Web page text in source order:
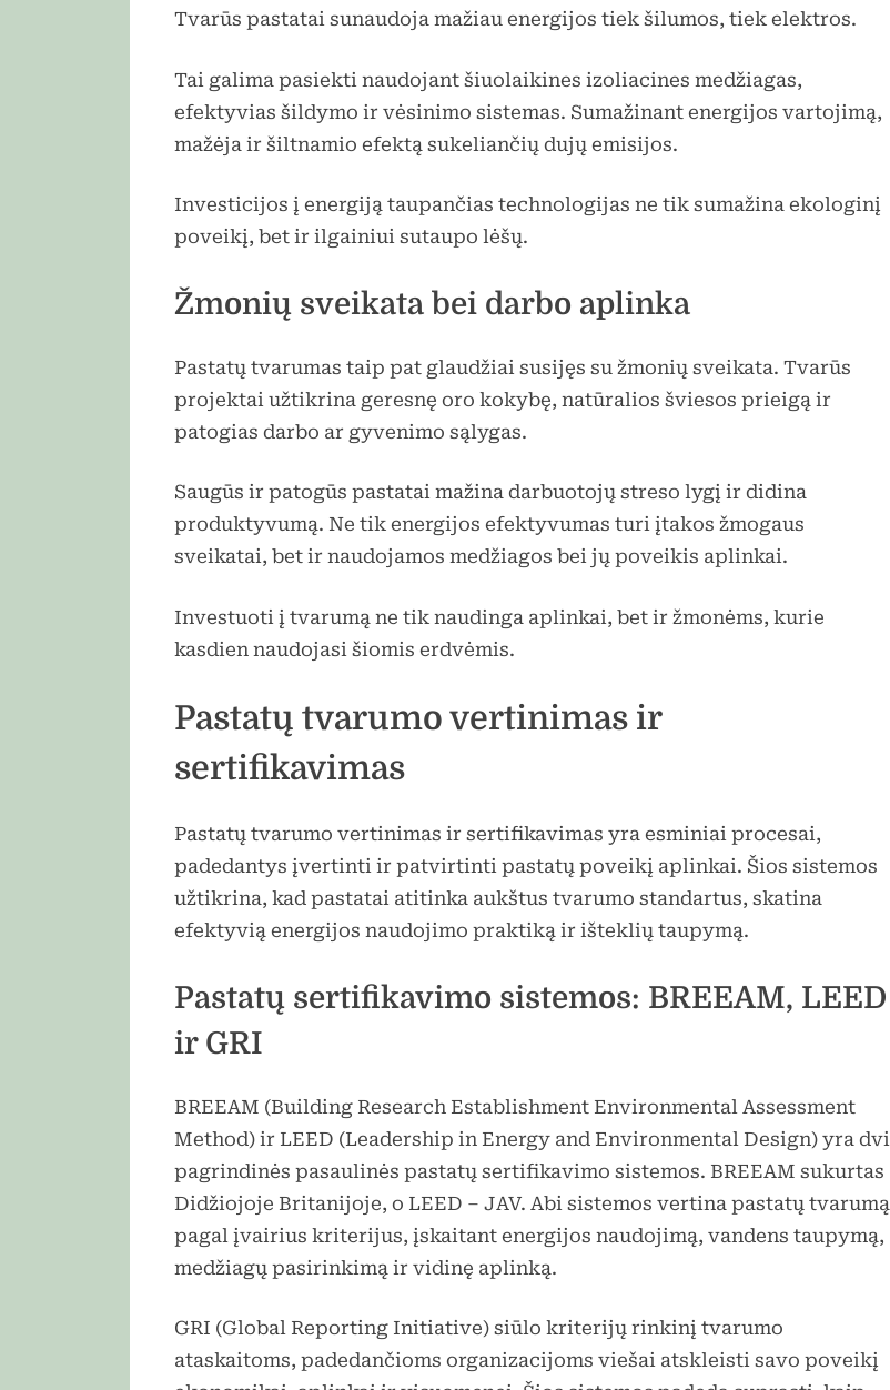
Tvarūs pastatai sunaudoja mažiau energijos tiek šilumos, tiek elektros.
Tai galima pasiekti naudojant šiuolaikines izoliacines medžiagas,
efektyvias šildymo ir vėsinimo sistemas. Sumažinant energijos vartojimą,
mažėja ir šiltnamio efektą sukeliančių dujų emisijos.
Investicijos į energiją taupančias technologijas ne tik sumažina ekologinį
poveikį, bet ir ilgainiui sutaupo lėšų.
Žmonių sveikata bei darbo aplinka
Pastatų tvarumas taip pat glaudžiai susijęs su žmonių sveikata. Tvarūs
projektai užtikrina geresnę oro kokybę, natūralios šviesos prieigą ir
patogias darbo ar gyvenimo sąlygas.
Saugūs ir patogūs pastatai mažina darbuotojų streso lygį ir didina
produktyvumą. Ne tik energijos efektyvumas turi įtakos žmogaus
sveikatai, bet ir naudojamos medžiagos bei jų poveikis aplinkai.
Investuoti į tvarumą ne tik naudinga aplinkai, bet ir žmonėms, kurie
kasdien naudojasi šiomis erdvėmis.
Pastatų tvarumo vertinimas ir
sertifikavimas
Pastatų tvarumo vertinimas ir sertifikavimas yra esminiai procesai,
padedantys įvertinti ir patvirtinti pastatų poveikį aplinkai. Šios sistemos
užtikrina, kad pastatai atitinka aukštus tvarumo standartus, skatina
efektyvią energijos naudojimo praktiką ir išteklių taupymą.
Pastatų sertifikavimo sistemos: BREEAM, LEED
ir GRI
BREEAM (Building Research Establishment Environmental Assessment
Method) ir LEED (Leadership in Energy and Environmental Design) yra dvi
pagrindinės pasaulinės pastatų sertifikavimo sistemos. BREEAM sukurtas
Didžiojoje Britanijoje, o LEED – JAV. Abi sistemos vertina pastatų tvarumą
pagal įvairius kriterijus, įskaitant energijos naudojimą, vandens taupymą,
medžiagų pasirinkimą ir vidinę aplinką.
GRI (Global Reporting Initiative) siūlo kriterijų rinkinį tvarumo
ataskaitoms, padedančioms organizacijoms viešai atskleisti savo poveikį